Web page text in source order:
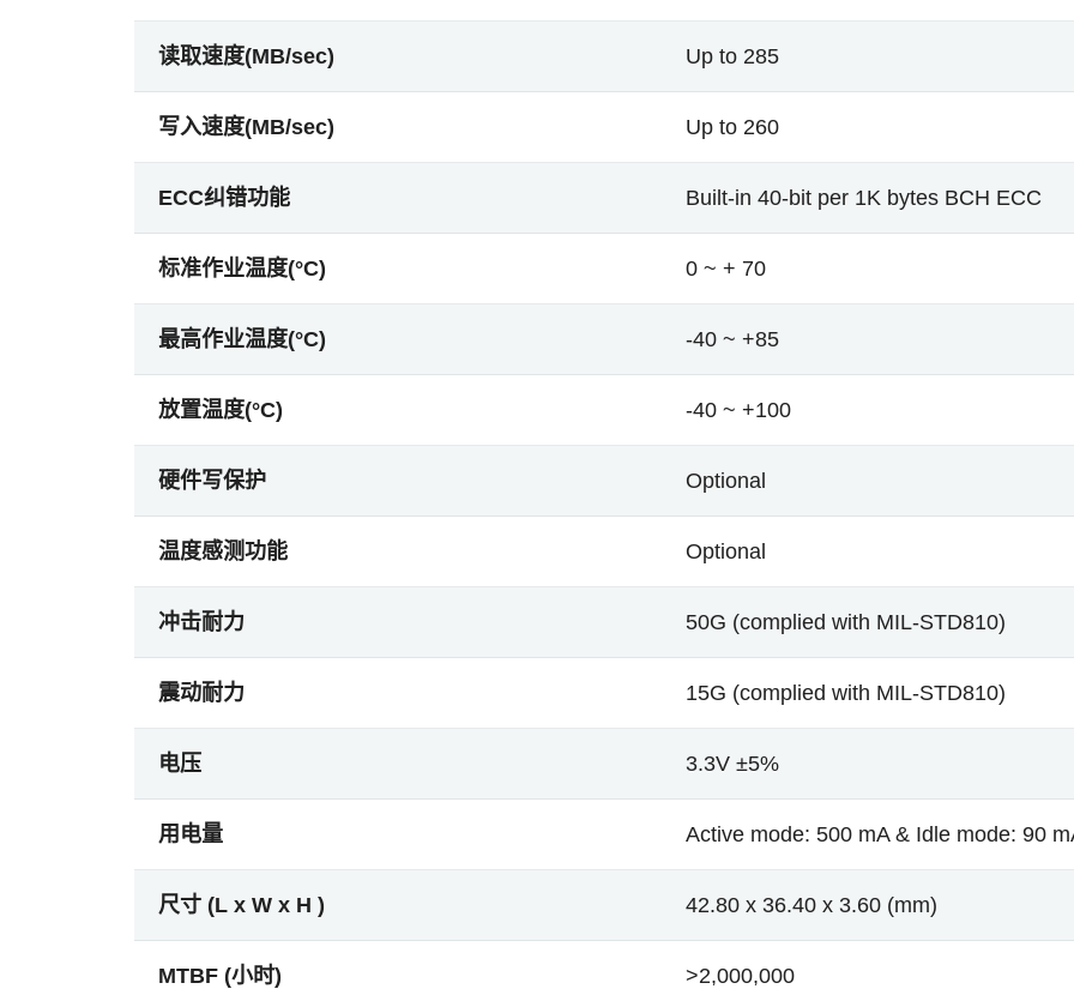
读取速度(MB/sec) Up to 285
写入速度(MB/sec) Up to 260
ECC纠错功能 Built-in 40-bit per 1K bytes BCH ECC
标准作业温度(°C) 0 ~ + 70
最高作业温度(°C) -40 ~ +85
放置温度(°C) -40 ~ +100
硬件写保护 Optional
温度感测功能 Optional
冲击耐力 50G (complied with MIL-STD810)
震动耐力 15G (complied with MIL-STD810)
电压 3.3V ±5%
用电量 Active mode: 500 mA & Idle mode: 90
尺寸 (L x W x H ) 42.80 x 36.40 x 3.60 (mm)
MTBF (小时) >2,000,000